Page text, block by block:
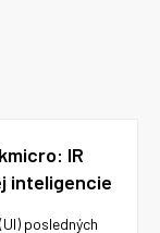
IR
inteligencie
posledných